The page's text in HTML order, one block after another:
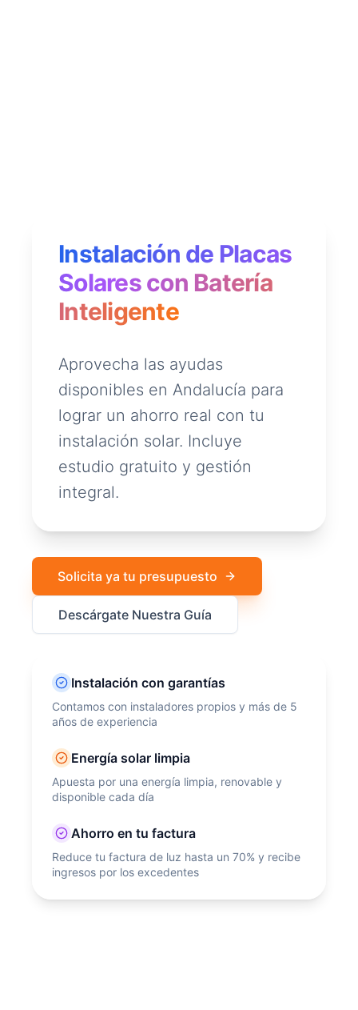
Instalación de Placas
Solares con Batería
Inteligente
Aprovecha las ayudas
disponibles en Andalucía para
lograr un ahorro real con tu
instalación solar. Incluye
estudio gratuito y gestión
integral.
Solicita ya tu presupuesto
Descárgate Nuestra Guía
Instalación con garantías
Contamos con instaladores propios y más de 5
años de experiencia
Energía solar limpia
Apuesta por una energía limpia, renovable y
disponible cada día
Ahorro en tu factura
Reduce tu factura de luz hasta un 70% y recibe
ingresos por los excedentes